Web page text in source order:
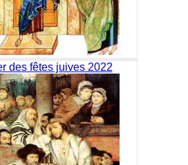
des fêtes juives 2022